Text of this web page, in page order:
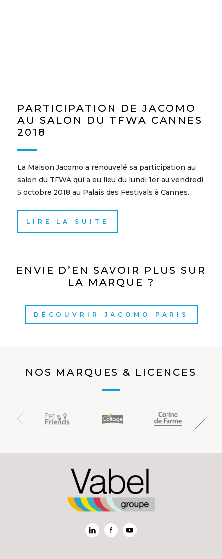
PARTICIPATION DE JACOMO
AU SALON DU TFWA CANNES
2018
La Maison Jacomo a renouvelé sa participation au
salon du TFWA qui a eu lieu du lundi 1er au vendredi
5 octobre 2018 au Palais des Festivals à Cannes.
LIRE LA SUITE
ENVIE D’EN SAVOIR PLUS SUR
LA MARQUE ?
DÉCOUVRIR JACOMO PARIS
NOS MARQUES & LICENCES